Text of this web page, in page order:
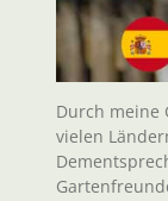
Durch meine
vielen